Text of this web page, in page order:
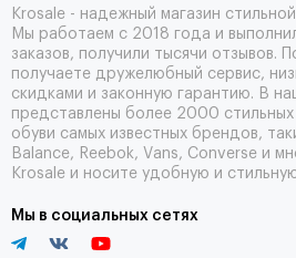
Krosale - надежный магазин
Мы работаем с 2018 года и
заказов, получили тысячи отзывов.
получаете дружелюбный сервис,
скидками и законную гарантию. В
представлены более 2000
обуви самых известных брендов,
Balance, Reebok, Vans, Converse и
Krosale и носите удобную и
Мы в социальных сетях